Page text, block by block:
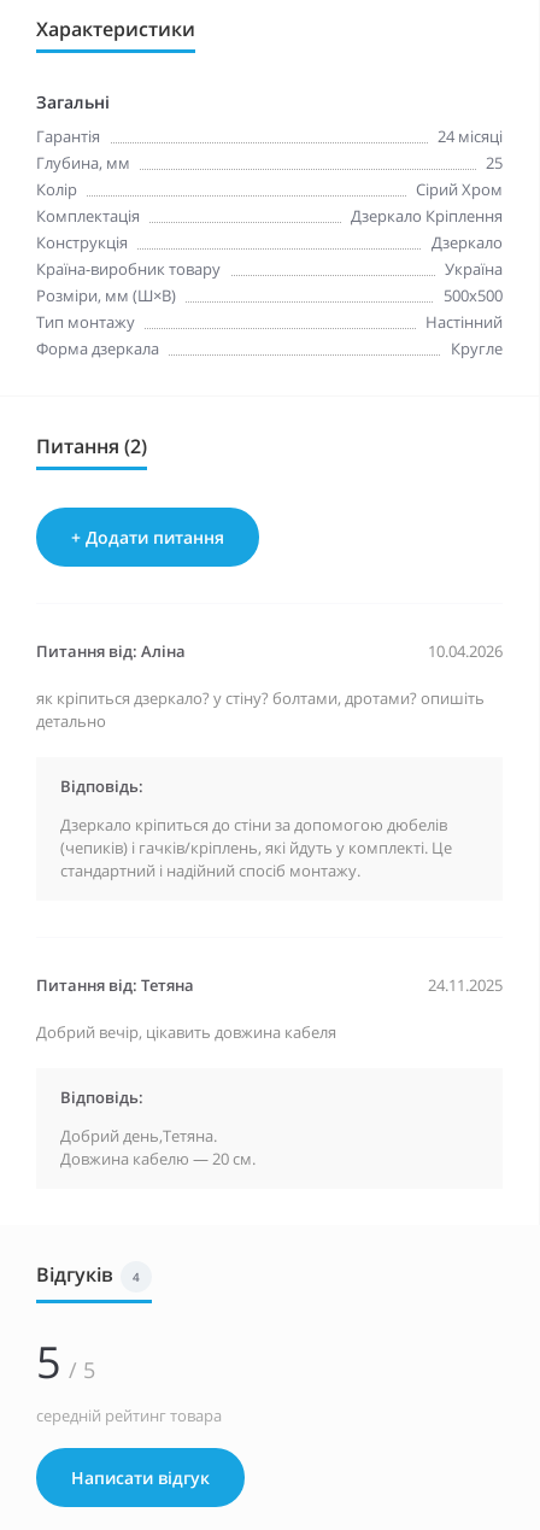
Характеристики
Загальні
Гарантія
24 місяці
Глубина, мм
25
Колір
Сірий Хром
Комплектація
Дзеркало Кріплення
Конструкція
Дзеркало
Країна-виробник товару
Україна
Розміри, мм (Ш×В)
500x500
Тип монтажу
Настінний
Форма дзеркала
Кругле
Питання (2)
+ Додати питання
Питання від: Аліна 10.04.2026
як кріпиться дзеркало? у стіну? болтами, дротами? опишіть
детально
Відповідь:
Дзеркало кріпиться до стіни за допомогою дюбелів
(чепиків) і гачків/кріплень, які йдуть у комплекті. Це
стандартний і надійний спосіб монтажу.
Питання від: Тетяна 24.11.2025
Добрий вечір, цікавить довжина кабеля
Відповідь:
Добрий день,Тетяна.
Довжина кабелю — 20 см.
Відгуків 4
5 / 5
середній рейтинг товара
Написати відгук